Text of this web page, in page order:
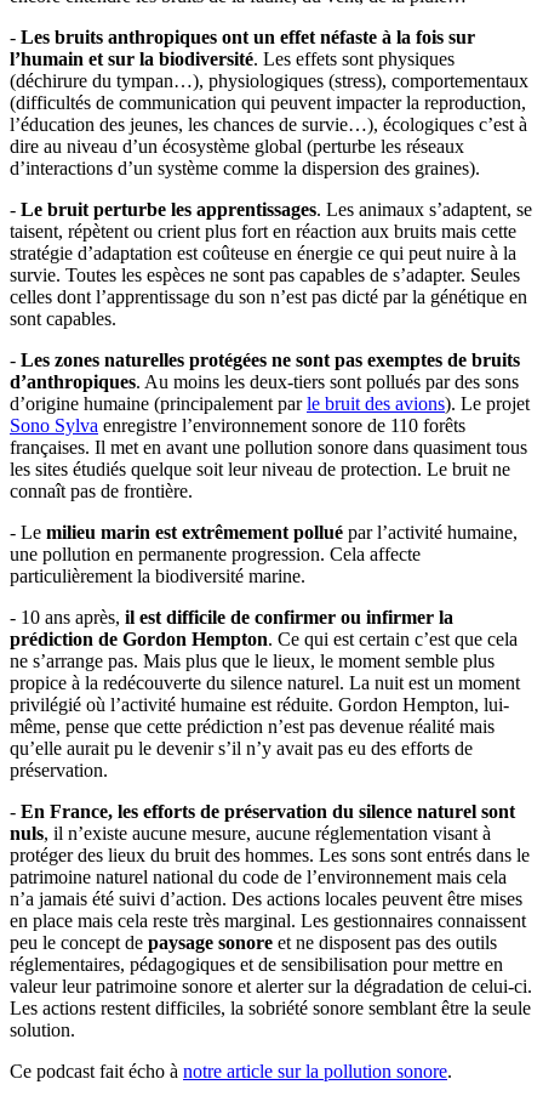
- Les bruits anthropiques ont un effet néfaste à la fois sur
l’humain et sur la biodiversité. Les effets sont physiques
(déchirure du tympan…), physiologiques (stress), comportementaux
(difficultés de communication qui peuvent impacter la reproduction,
l’éducation des jeunes, les chances de survie…), écologiques c’est à
dire au niveau d’un écosystème global (perturbe les réseaux
d’interactions d’un système comme la dispersion des graines).
- Le bruit perturbe les apprentissages. Les animaux s’adaptent, se
taisent, répètent ou crient plus fort en réaction aux bruits mais cette
stratégie d’adaptation est coûteuse en énergie ce qui peut nuire à la
survie. Toutes les espèces ne sont pas capables de s’adapter. Seules
celles dont l’apprentissage du son n’est pas dicté par la génétique en
sont capables.
- Les zones naturelles protégées ne sont pas exemptes de bruits
d’anthropiques. Au moins les deux-tiers sont pollués par des sons
d’origine humaine (principalement parle bruit des avions). Le projet
Sono Sylva enregistre l’environnement sonore de 110 forêts
françaises. Il met en avant une pollution sonore dans quasiment tous
les sites étudiés quelque soit leur niveau de protection. Le bruit ne
connaît pas de frontière.
- Le milieu marin est extrêmement pollué par l’activité humaine,
une pollution en permanente progression. Cela affecte
particulièrement la biodiversité marine.
- 10 ans après, il est difficile de confirmer ou infirmer la
prédiction de Gordon Hempton. Ce qui est certain c’est que cela
ne s’arrange pas. Mais plus que le lieux, le moment semble plus
propice à la redécouverte du silence naturel. La nuit est un moment
privilégié où l’activité humaine est réduite. Gordon Hempton, lui-
même, pense que cette prédiction n’est pas devenue réalité mais
qu’elle aurait pu le devenir s’il n’y avait pas eu des efforts de
préservation.
- En France, les efforts de préservation du silence naturel sont
nuls, il n’existe aucune mesure, aucune réglementation visant à
protéger des lieux du bruit des hommes. Les sons sont entrés dans le
patrimoine naturel national du code de l’environnement mais cela
n’a jamais été suivi d’action. Des actions locales peuvent être mises
en place mais cela reste très marginal. Les gestionnaires connaissent
peu le concept de paysage sonore et ne disposent pas des outils
réglementaires, pédagogiques et de sensibilisation pour mettre en
valeur leur patrimoine sonore et alerter sur la dégradation de celui-ci.
Les actions restent difficiles, la sobriété sonore semblant être la seule
solution.
Ce podcast fait écho à notre article sur la pollution sonore.